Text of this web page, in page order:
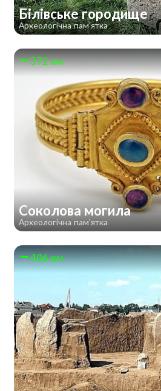
Білівське городище
Археологічна пам'ятка
372 км
Соколова могила
Археологічна пам'ятка
406 км